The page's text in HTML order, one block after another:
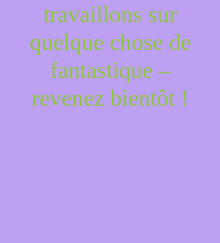
travaillons sur
quelque chose de
fantastique –
revenez bientôt !